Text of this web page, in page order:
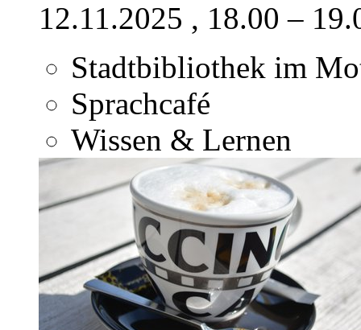
12.11.2025 , 18.00 –
Stadtbibliothek im
Sprachcafé
Wissen & Lernen